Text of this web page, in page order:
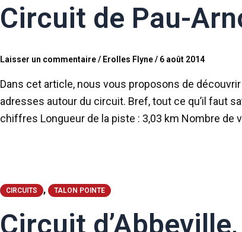
Circuit de Pau-
Laisser un commentaire/ Erolles Flyne/ 6 août 2014
Dans cet article, nous vous proposons de
adresses autour du circuit. Bref, tout ce qu’il faut
chiffres Longueur de la piste : 3,03 km Nombre de
CIRCUITS , TALON POINTE
Circuit